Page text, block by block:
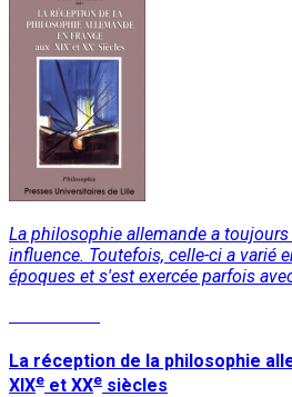
La philosophie allemande a
influence. Toutefois, celle-ci a varié
époques et s'est exercée parfois
La réception de la philosophie
XIXe et XXe siècles